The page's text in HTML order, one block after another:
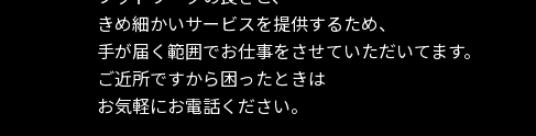
きめ細かいサービスを提供するため、
手が届く範囲でお仕事をさせていただいてます。
ご近所ですから困ったときは
お気軽にお電話ください。